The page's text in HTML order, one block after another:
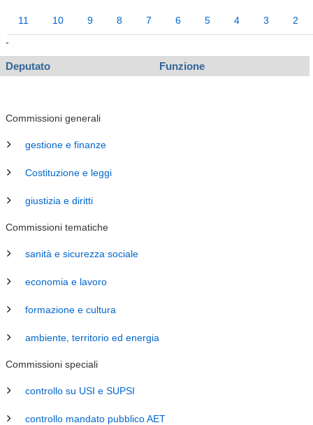
11 10 9 8 7 6 5 4 3
2
-
Deputato Funzione
Commissioni generali
gestione e finanze
Costituzione e leggi
giustizia e diritti
Commissioni tematiche
sanità e sicurezza sociale
economia e lavoro
formazione e cultura
ambiente, territorio ed energia
Commissioni speciali
controllo su USI e SUPSI
controllo mandato pubblico AET